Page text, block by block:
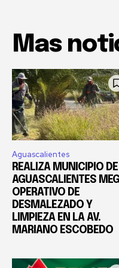
Mas
Aguascalientes
REALIZA MUNICIPIO DE
AGUASCALIENTES
OPERATIVO DE
DESMALEZADO Y
LIMPIEZA EN LA AV.
MARIANO ESCOBEDO